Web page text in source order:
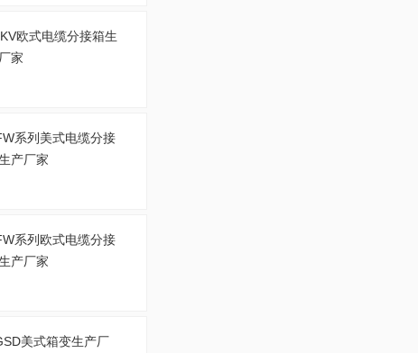
欧式电缆分接箱生
家
系列美式电缆分接
产厂家
系列欧式电缆分接
产厂家
美式箱变生产厂